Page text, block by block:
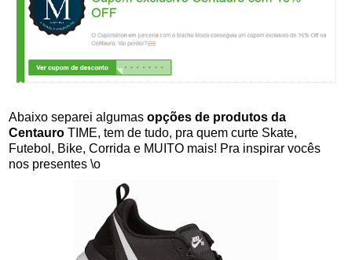
Abaixo separei algumas opções de produtos da
Centauro TIME, tem de tudo, pra quem curte Skate,
Futebol, Bike, Corrida e MUITO mais! Pra inspirar vocês
nos presentes \o